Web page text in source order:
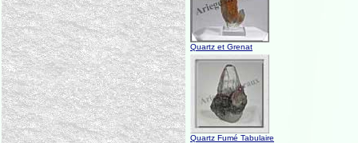
Quartz et Grenat
Quartz Fumé Tabulaire